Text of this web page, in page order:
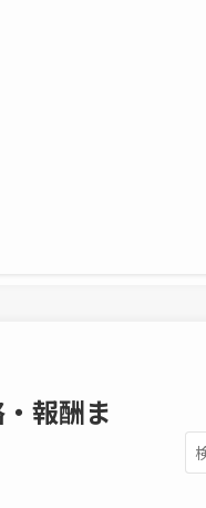
報酬ま